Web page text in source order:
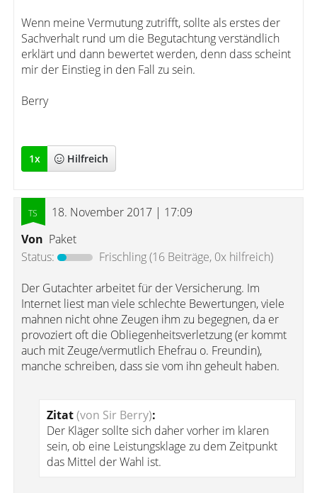
Wenn meine Vermutung zutrifft, sollte als erstes der
Sachverhalt rund um die Begutachtung verständlich
erklärt und dann bewertet werden, denn dass scheint
mir der Einstieg in den Fall zu sein.
Berry
1x Hilfreich
18. November 2017 | 17:09
Von Paket
Status:
Frischling(16 Beiträge, 0x hilfreich)
Der Gutachter arbeitet für der Versicherung. Im
Internet liest man viele schlechte Bewertungen, viele
mahnen nicht ohne Zeugen ihm zu begegnen, da er
provoziert oft die Obliegenheitsverletzung (er kommt
auch mit Zeuge/vermutlich Ehefrau o. Freundin),
manche schreiben, dass sie vom ihn geheult haben.
Zitat(von Sir Berry):
Der Kläger sollte sich daher vorher im klaren
sein, ob eine Leistungsklage zu dem Zeitpunkt
das Mittel der Wahl ist.